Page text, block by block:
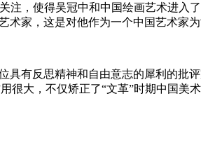
注，使得吴冠中和中国绘画艺术进
家，这是对他作为一个中国艺术家
具有反思精神和自由意志的犀利的批
很大，不仅矫正了“文革”时期中国